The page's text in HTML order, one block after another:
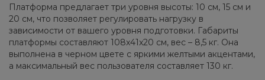
Платформа предлагает три уровня высоты: 10 см, 15 см и
20 см, что позволяет регулировать нагрузку в
зависимости от вашего уровня подготовки. Габариты
платформы составляют 108x41x20 см, вес – 8,5 кг. Она
выполнена в черном цвете с яркими желтыми акцентами,
а максимальный вес пользователя составляет 130 кг.